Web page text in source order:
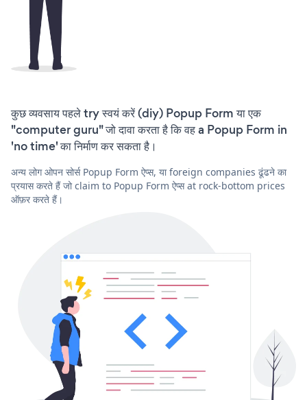
कुछ व्यवसाय पहले try स्वयं करें (diy) Popup Form या एक
"computer guru" जो दावा करता है कि वह a Popup Form in
'no time' का निर्माण कर सकता है।
अन्य लोग ओपन सोर्स Popup Form ऐप्स, या foreign companies ढूंढने का
प्रयास करते हैं जो claim to Popup Form ऐप्स at rock-bottom prices
ऑफ़र करते हैं।